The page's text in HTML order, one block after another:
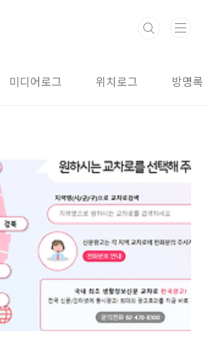
미디어로그 위치로그 방명록